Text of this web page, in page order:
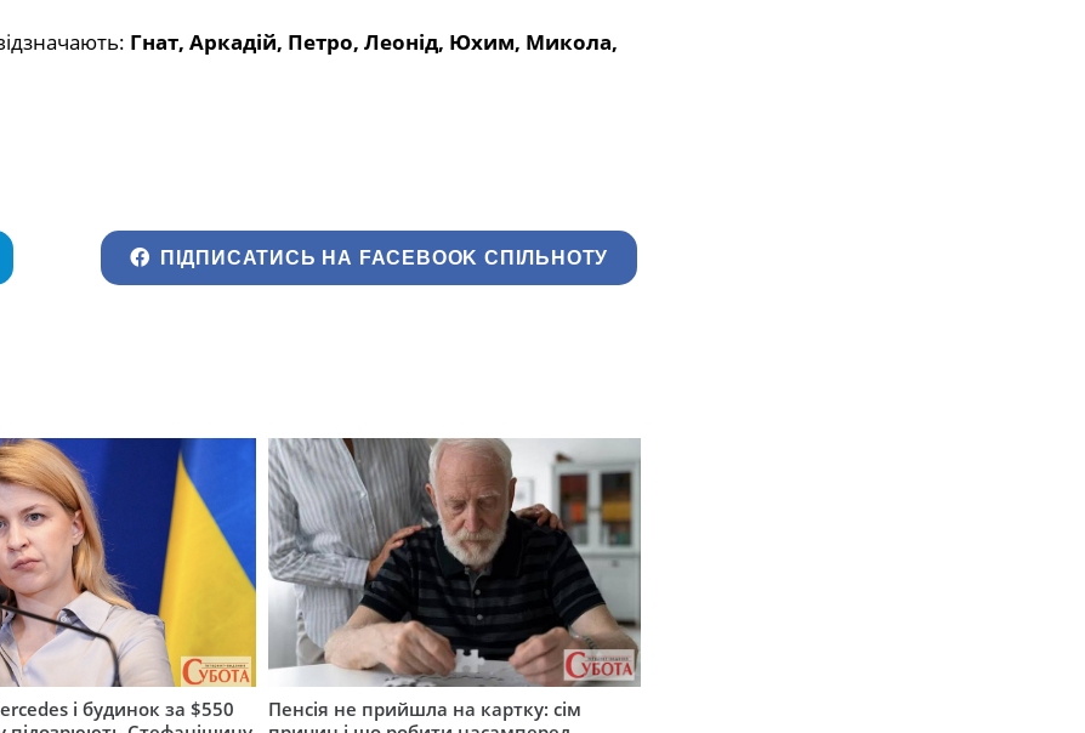
Гнат, Аркадій, Петро, Леонід, Юхим, Микола,
ПІДПИСАТИСЬ НА FACEBOOK СПІЛЬНОТУ
і будинок за $550
Пенсія не прийшла на картку: сім